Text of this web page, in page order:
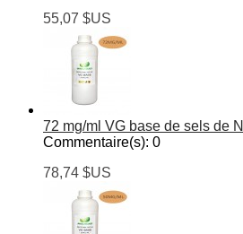
55,07 $US
72 mg/ml VG base de sels de
Commentaire(s): 0
78,74 $US